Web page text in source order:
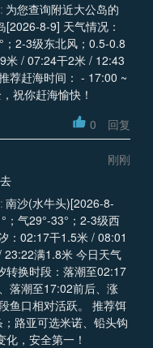
为您查询附近大公岛的
8-9] 天气情况：
；2-3级东北风；0.5-0.8
米 / 07:24干2米 / 12:43
荐赶海时间： - 17:00 ~
祝你赶海愉快！
0 回复
刚刚
南沙(水牛头)[2026-8-
；气29°-33°；2-3级西
：02:17干1.5米 / 08:01
1.8米 今日天气
转换时段：落潮至02:17
落潮至17:02前后、涨
鱼口相对活跃。 推荐饵
路亚可选米诺、铅头钩
，安全第一！